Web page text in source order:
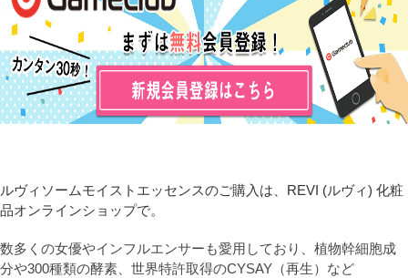
ルヴィソームモイストエッセンスのご購入は、REVI (ルヴィ) 化粧
品オンラインショップで。
数多くの女優やインフルエンサーも愛用しており、植物幹細胞成
分や300種類の酵素、世界特許取得のCYSAY（再生）など